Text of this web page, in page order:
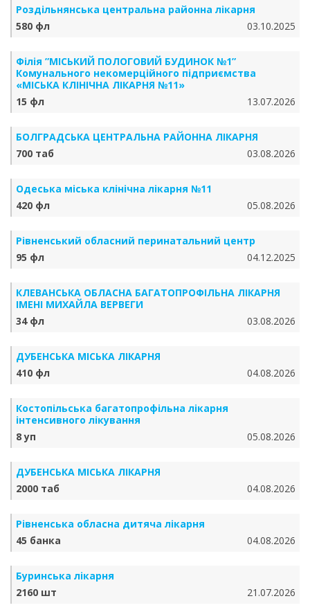
Роздільнянська центральна районна лікарня
580 фл
03.10.2025
Філія ”МІСЬКИЙ ПОЛОГОВИЙ БУДИНОК №1”
Комунального некомерційного підприємства
«МІСЬКА КЛІНІЧНА ЛІКАРНЯ №11»
15 фл
13.07.2026
БОЛГРАДСЬКА ЦЕНТРАЛЬНА РАЙОННА ЛІКАРНЯ
700 таб
03.08.2026
Одеська міська клінічна лікарня №11
420 фл
05.08.2026
Рівненський обласний перинатальний центр
95 фл
04.12.2025
КЛЕВАНСЬКА ОБЛАСНА БАГАТОПРОФІЛЬНА ЛІКАРНЯ
ІМЕНІ МИХАЙЛА ВЕРВЕГИ
34 фл
03.08.2026
ДУБЕНСЬКА МІСЬКА ЛІКАРНЯ
410 фл
04.08.2026
Костопільська багатопрофільна лікарня
інтенсивного лікування
8 уп
05.08.2026
ДУБЕНСЬКА МІСЬКА ЛІКАРНЯ
2000 таб
04.08.2026
Рівненська обласна дитяча лікарня
45 банка
04.08.2026
Буринська лікарня
2160 шт
21.07.2026